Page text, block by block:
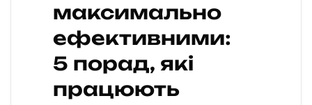
максимально
ефективними:
5 порад, які
працюють